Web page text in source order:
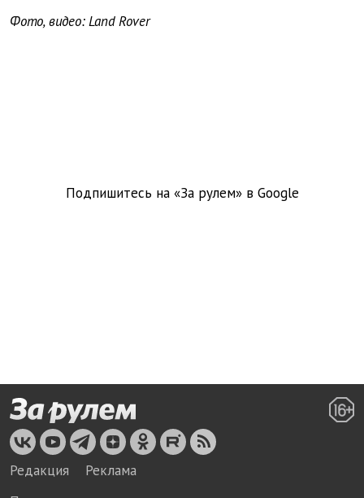
Фото, видео: Land Rover
Подпишитесь на «За рулем» в Google
Редакция
Реклама